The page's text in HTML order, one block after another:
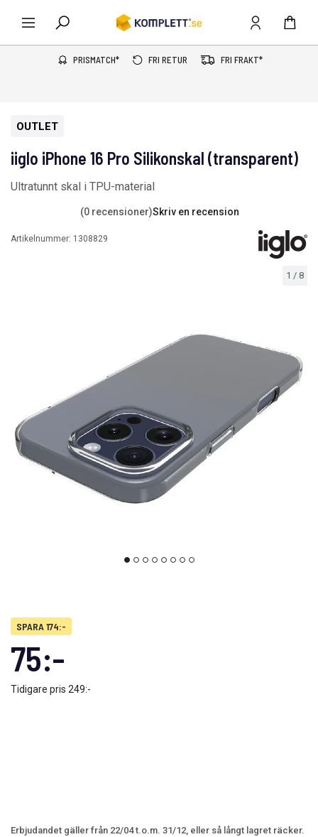
PRISMATCH* FRI RETUR FRI FRAKT*
1 / 8
OUTLET
iiglo iPhone 16 Pro Silikonskal (transparent)
Ultratunnt skal i TPU-material
(0 recensioner)Skriv en recension
Artikelnummer: 1308829
SPARA 174:-
75:-
Tidigare pris 249:-
Erbjudandet gäller från 22/04 t.o.m. 31/12, eller så långt lagret räcker.